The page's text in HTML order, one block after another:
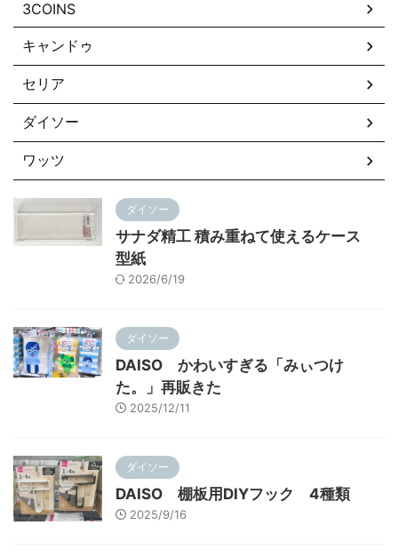
3COINS
キャンドゥ
セリア
ダイソー
ワッツ
ダイソー
サナダ精工 積み重ねて使えるケース
型紙
2026/6/19
ダイソー
DAISO かわいすぎる「みぃつけ
た。」再販きた
2025/12/11
ダイソー
DAISO 棚板用DIYフック 4種類
2025/9/16